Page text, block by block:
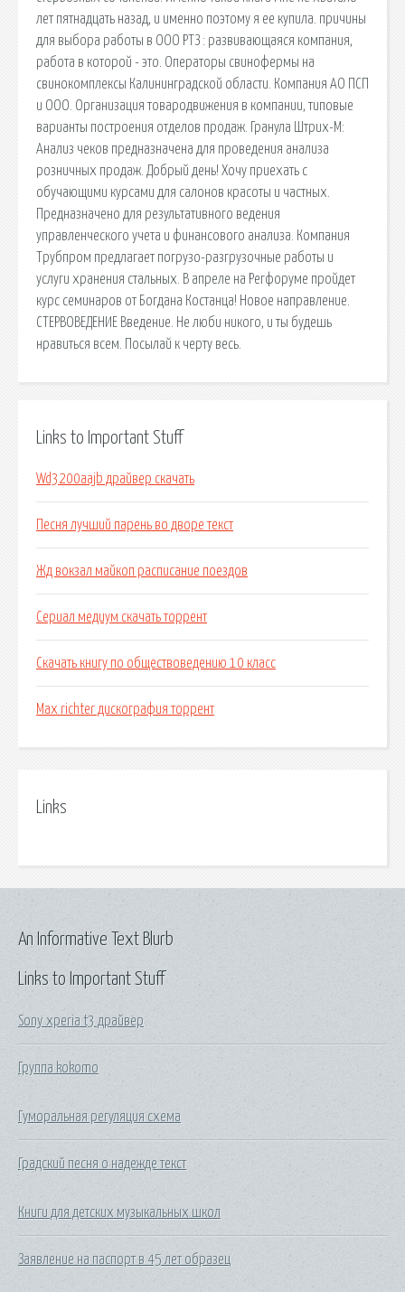
лет пятнадцать назад, и именно поэтому я ее купила. причины
для выбора работы в ООО РТЗ : развивающаяся компания,
работа в которой - это. Операторы свинофермы на
свинокомплексы Калининградской области. Компания АО ПСП
и ООО. Организация товародвижения в компании, типовые
варианты построения отделов продаж. Гранула Штрих-М:
Анализ чеков предназначена для проведения анализа
розничных продаж. Добрый день! Хочу приехать с
обучающими курсами для салонов красоты и частных.
Предназначено для результативного ведения
управленческого учета и финансового анализа. Компания
Трубпром предлагает погрузо-разгрузочные работы и
услуги хранения стальных. В апреле на Регфоруме пройдет
курс семинаров от Богдана Костанца! Новое направление.
СТЕРВОВЕДЕНИЕ Введение. Не люби никого, и ты будешь
нравиться всем. Посылай к черту весь.
Links to Important Stuff
Wd3200aajb драйвер скачать
Песня лучший парень во дворе текст
Жд вокзал майкоп расписание поездов
Сериал медиум скачать торрент
Скачать книгу по обществоведению 10 класс
Max richter дискография торрент
Links
Links to Important Stuff
Sony xperia t3 драйвер
Группа kokomo
Гуморальная регуляция схема
Градский песня о надежде текст
Книги для детских музыкальных школ
Заявление на паспорт в 45 лет образец
An Informative Text Blurb